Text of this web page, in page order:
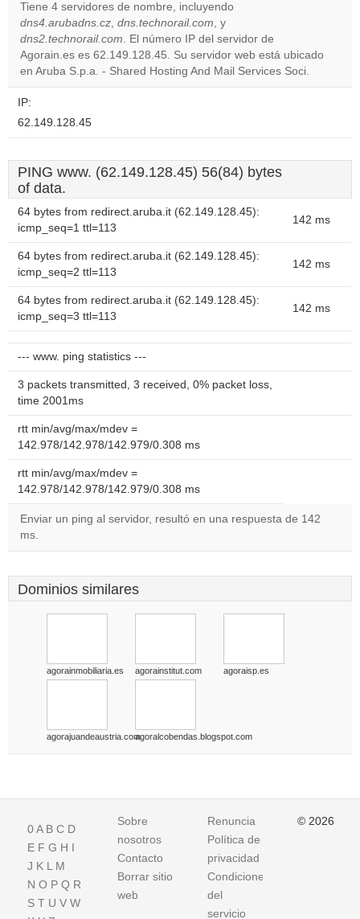
own this
website?
Tiene 4 servidores de nombre, incluyendo
dns4.arubadns.cz, dns.technorail.com, y
dns2.technorail.com. El número IP del servidor de
Agorain.es es 62.149.128.45. Su servidor web está ubicado
en Aruba S.p.a. - Shared Hosting And Mail Services Soci.
IP:
62.149.128.45
PING www. (62.149.128.45) 56(84) bytes
of data.
64 bytes from redirect.aruba.it (62.149.128.45):
icmp_seq=1 ttl=113
142 ms
64 bytes from redirect.aruba.it (62.149.128.45):
icmp_seq=2 ttl=113
142 ms
64 bytes from redirect.aruba.it (62.149.128.45):
icmp_seq=3 ttl=113
142 ms
--- www. ping statistics ---
3 packets transmitted, 3 received, 0% packet loss,
time 2001ms
rtt min/avg/max/mdev =
142.978/142.978/142.979/0.308 ms
rtt min/avg/max/mdev =
142.978/142.978/142.979/0.308 ms
Enviar un ping al servidor, resultó en una respuesta de 142
ms.
Dominios similares
agorainmobiliaria.es agorainstitut.com agoraisp.es
agorajuandeaustria.comagoralcobendas.blogspot.com
0A B C D
E F G H I
J K L M
N O P Q R
S T U V W
Sobre
nosotros
Contacto
Borrar sitio
web
Renuncia
Política de
privacidad
Condiciones
del
servicio
© 2026